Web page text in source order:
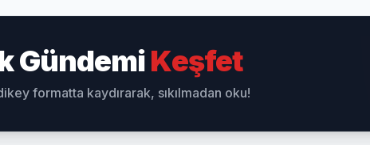
GündemiKeşfet
formatta kaydırarak, sıkılmadan oku!